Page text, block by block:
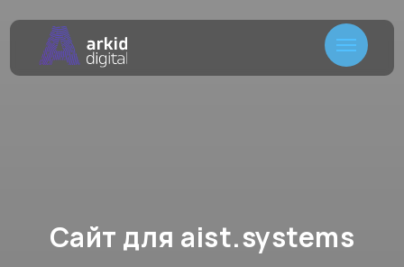
Сайт для aist.systems